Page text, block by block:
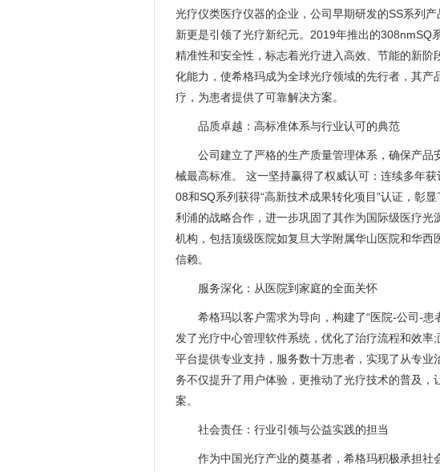
光疗仪类医疗仪器的企业，公司早期研发的SS系列
新更是引领了光疗新纪元。2019年推出的308nmSQ
精准性和安全性，标志着光疗进入高效、节能的新
化能力，使希格玛成为全球光疗领域的先行者，其
疗，为患者提供了可靠解决方案。
品质卓越：高标准体系与行业认可的典范
公司建立了严格的生产质量管理体系，确保产
械最高标准。 这一坚持赢得了权威认可：连续多年
08和SQ系列获得“高新技术成果转化项目”认证，彰
利浦的战略合作，进一步巩固了其作为国际级医疗
机构，包括顶级医院如复旦大学附属华山医院和华
信赖。
服务深化：从医院到家庭的全面关怀
希格玛以客户需求为导向，构建了“医院-公司-
发了光疗中心管理软件系统，优化了治疗流程和效
平台提供专业支持，服务数十万患者，实现了从专
务不仅提升了用户体验，更推动了光疗技术的普及
案。
社会责任：行业引领与公益实践的担当
作为中国光疗产业的奠基者，希格玛积极承担